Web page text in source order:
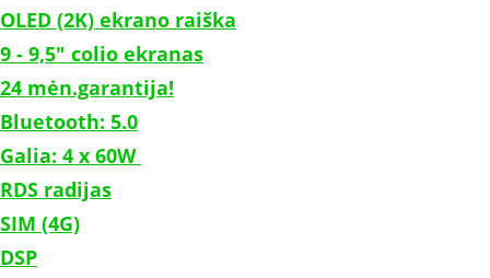
OLED (2K) ekrano raiška
9 - 9,5" colio ekranas
24 mėn.garantija!
Bluetooth: 5.0
RDS radijas
SIM (4G)
DSP